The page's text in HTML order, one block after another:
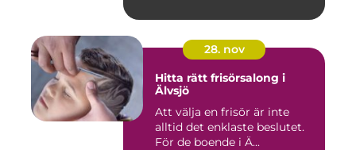
28. nov
Hitta rätt frisörsalong i
Älvsjö
Att välja en frisör är inte
alltid det enklaste beslutet.
För de boende i Ä...